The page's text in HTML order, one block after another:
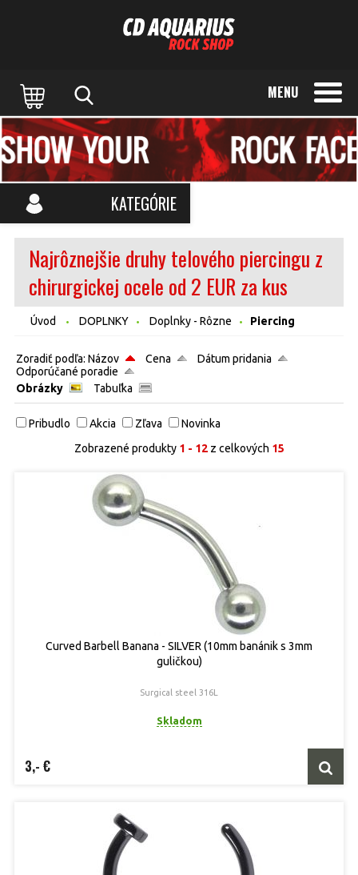
MENU
KATEGÓRIE
Najrôznejšie druhy telového piercingu z
chirurgickej ocele od 2 EUR za kus
Úvod DOPLNKY Doplnky - Rôzne Piercing
Zoradiť podľa: Názov Cena
Dátum pridania
Odporúčané poradie
Obrázky
Tabuľka
Pribudlo Akcia Zľava
Novinka
Zobrazené produkty 1 - 12z celkových 15
Curved Barbell Banana - SILVER (10mm banánik s 3mm
guličkou)
Surgical steel 316L
Skladom
3,- €